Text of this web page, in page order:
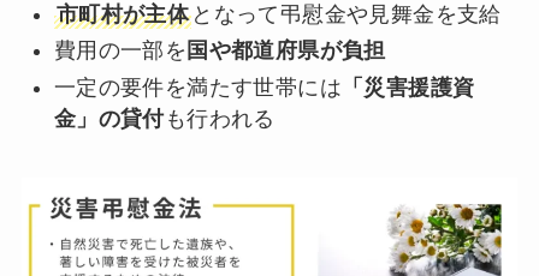
市町村が主体 となって弔慰金や見舞金を支給
費用の一部を 国や都道府県が負担
一定の要件を満たす世帯には 「災害援護資
金」の貸付も行われる